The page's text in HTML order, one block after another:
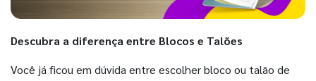
Descubra a diferença entre Blocos e Talões
Você já ficou em dúvida entre escolher bloco ou talão de